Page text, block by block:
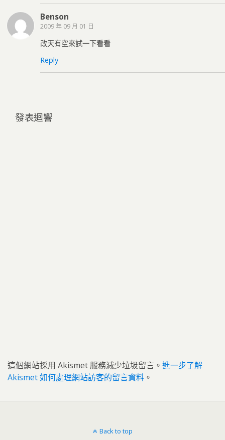
Benson
2009 年 09 月 01 日
改天有空來試一下看看
Reply
發表迴響
這個網站採用 Akismet 服務減少垃圾留言。 進一步了解
Akismet 如何處理網站訪客的留言資料 。
Back to top